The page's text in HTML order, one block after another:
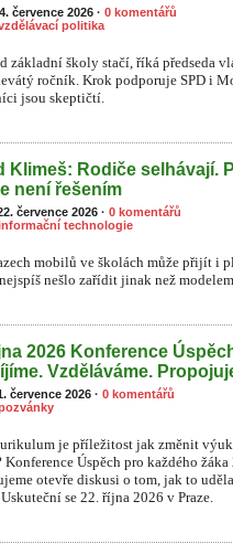
července 2026 · 0 komentářů
politika
základní školy stačí, říká předseda
ročník. Krok podporuje SPD i
jsou skeptičtí.
Klimeš: Rodiče selhávají.
není řešením
července 2026 · 0 komentářů
technologie
mobilů ve školách může přijít i
nešlo zařídit jinak než
2026 Konference
Vzděláváme.
července 2026 · 0 komentářů
je příležitost jak změnit
Úspěch pro každého
otevře diskusi o tom, jak to
se 22. října 2026 v Praze.